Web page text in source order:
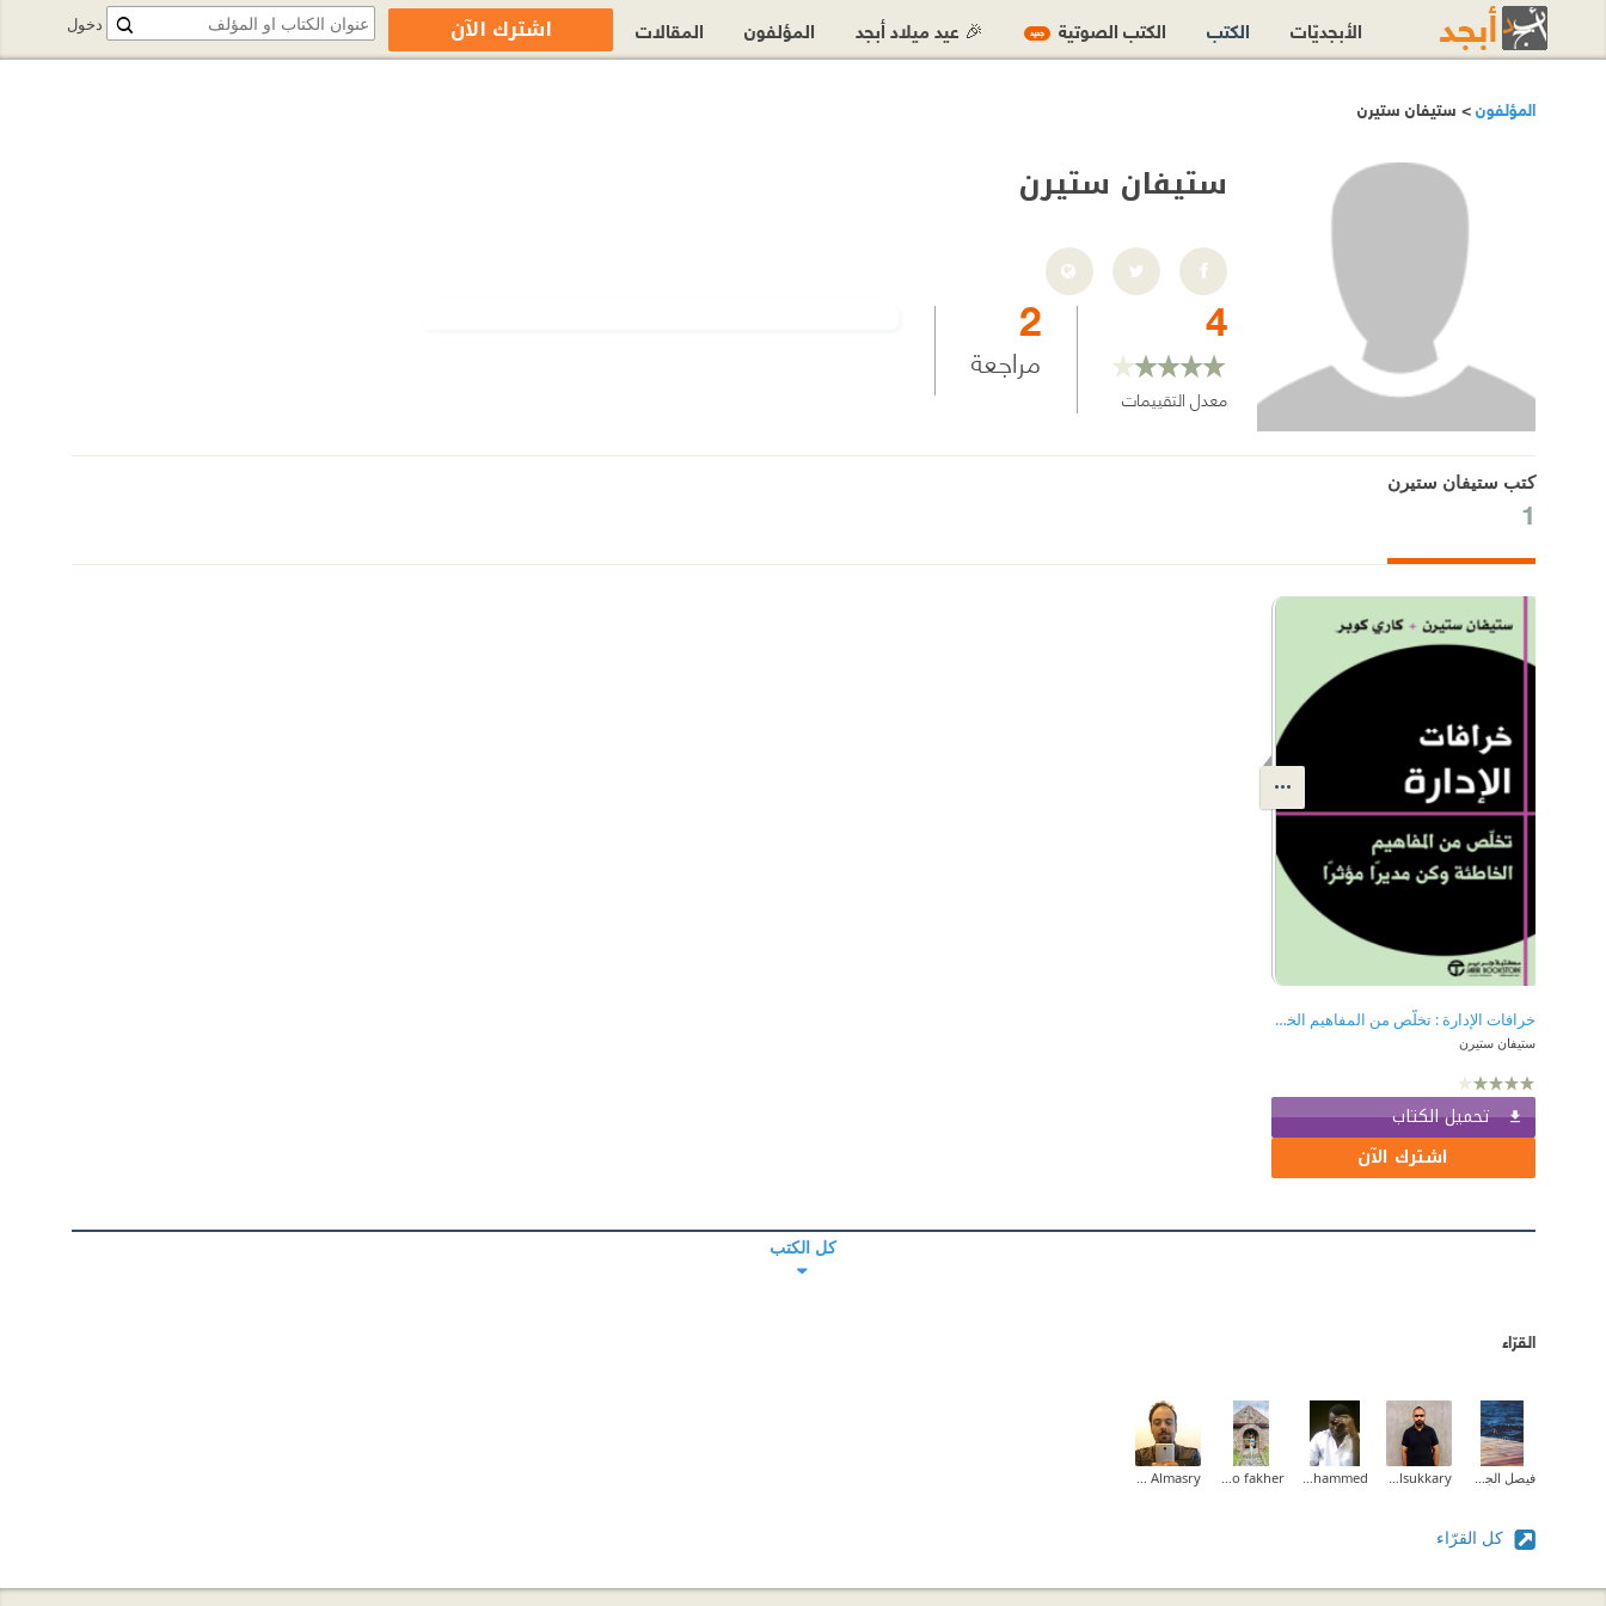
المؤلفون> ستيفان ستيرن
ستيفان ستيرن
4
معدل التقييمات
2
مراجعة
كتب ستيفان ستيرن
1
‎خرافات الإدارة : تخلّص من المفاهيم الخاطئة وكن مديراً مؤثراً | Myths of Management
ستيفان ستيرن
تحميل الكتاب
اشترك الآن
كل الكتب
القرّاء
كل القرّاء
دخول الأبجديّات الكتب الكتب الصوتية جديد 🎉 عيد ميلاد أبجد المؤلفون المقالات اشترك الآن